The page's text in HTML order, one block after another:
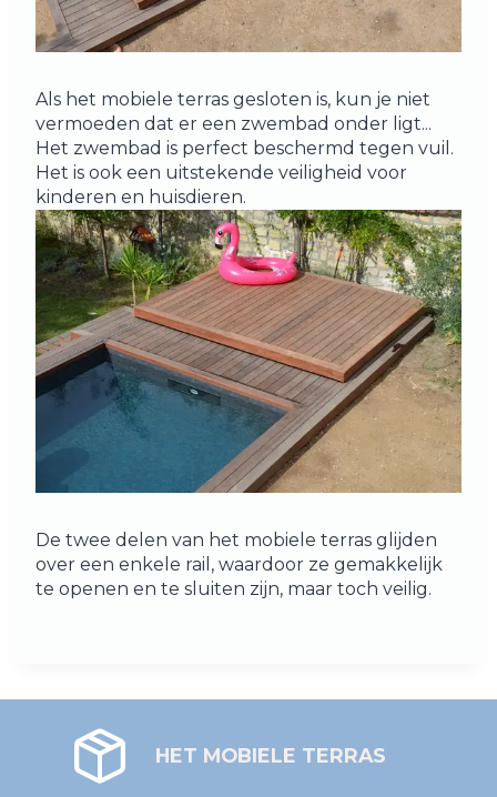
Als het mobiele terras gesloten is, kun je niet
vermoeden dat er een zwembad onder ligt...
Het zwembad is perfect beschermd tegen vuil.
Het is ook een uitstekende veiligheid voor
kinderen en huisdieren.
De twee delen van het mobiele terras glijden
over een enkele rail, waardoor ze gemakkelijk
te openen en te sluiten zijn, maar toch veilig.
HET MOBIELE TERRAS